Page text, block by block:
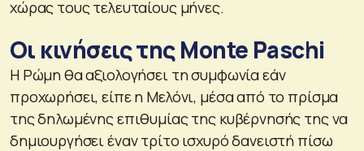
χώρας τους τελευταίους μήνες.
Οι κινήσεις της Monte Paschi
Η Ρώμη θα αξιολογήσει τη συμφωνία εάν
προχωρήσει, είπε η Μελόνι, μέσα από το πρίσμα
της δηλωμένης επιθυμίας της κυβέρνησής της να
δημιουργήσει έναν τρίτο ισχυρό δανειστή πίσω